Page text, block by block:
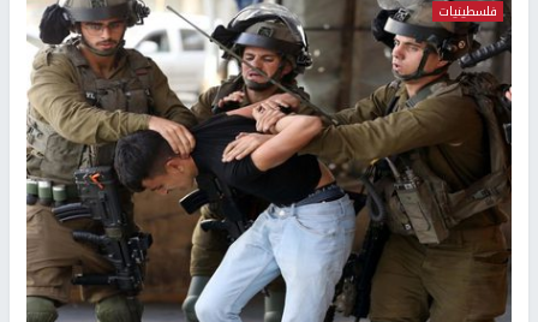
فلسطينيات